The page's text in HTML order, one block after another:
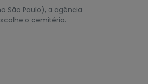
São Paulo), a agência
o cemitério.